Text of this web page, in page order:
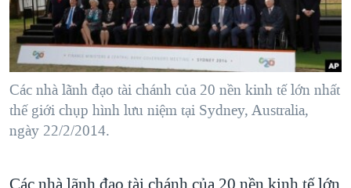
"Tìm"NGƯỜI VIỆT HẢI NGOẠI
ĐỜI SỐNG
KINH TẾ
SỨC KHOẺ
TẠI
HÀNH TRÌNH BẦU CỬ 2024
MỘT NĂM CHIẾN TRANH TẠI DẢI GAZA
GIẢI MÃ VÀNH ĐAI & CON ĐƯỜNG
NGÀY TỊ NẠN THẾ GIỚI
VIDEO
NGHE
MẠNG XÃ HỘI
Các nhà lãnh đạo tài chánh của 20 nền kinh tế lớn nhất
thế giới chụp hình lưu niệm tại Sydney, Australia,
ngày 22/2/2014.